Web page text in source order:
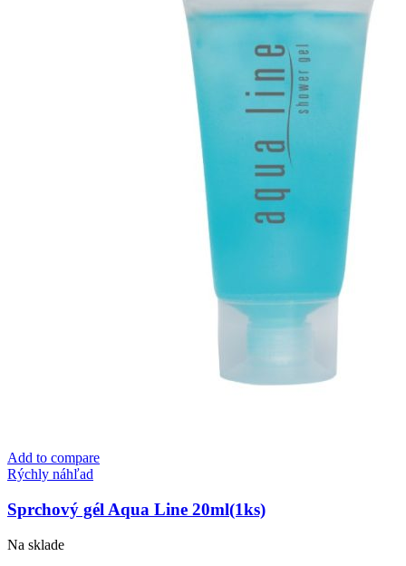
Add to compare
Rýchly náhľad
Sprchový gél Aqua Line 20ml(1ks)
Na sklade